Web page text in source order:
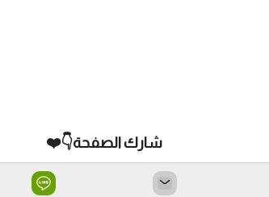
شارك الصفحة👇❤️